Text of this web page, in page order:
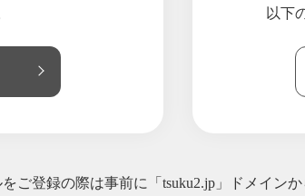
以下
ご登録の際は事前に「tsuku2.jp」ドメイン